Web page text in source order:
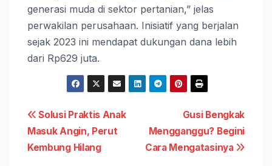
generasi muda di sektor pertanian,” jelas
perwakilan perusahaan. Inisiatif yang berjalan
sejak 2023 ini mendapat dukungan dana lebih
dari Rp629 juta.
Navigasi
pos
Gusi Bengkak
Mengganggu? Begini
Cara Mengatasinya
Solusi Praktis Anak
Masuk Angin, Perut
Kembung Hilang